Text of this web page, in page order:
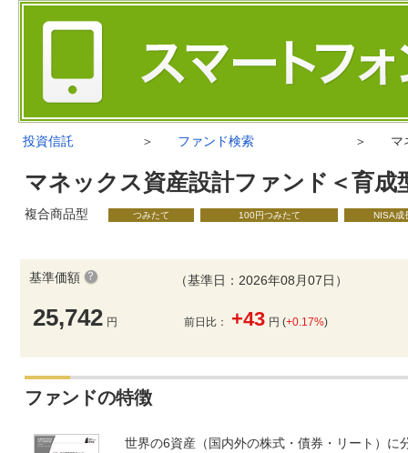
投資信託 ＞ ファンド検索 ＞ マ
マネックス資産設計ファンド＜育成
複合商品型 つみたて 100円つみたて NISA成
基準価額
25,742 円
（基準日：2026年08月07日）
前日比： +43 円 (+0.17%)
ファンドの特徴
世界の6資産（国内外の株式・債券・リート）に